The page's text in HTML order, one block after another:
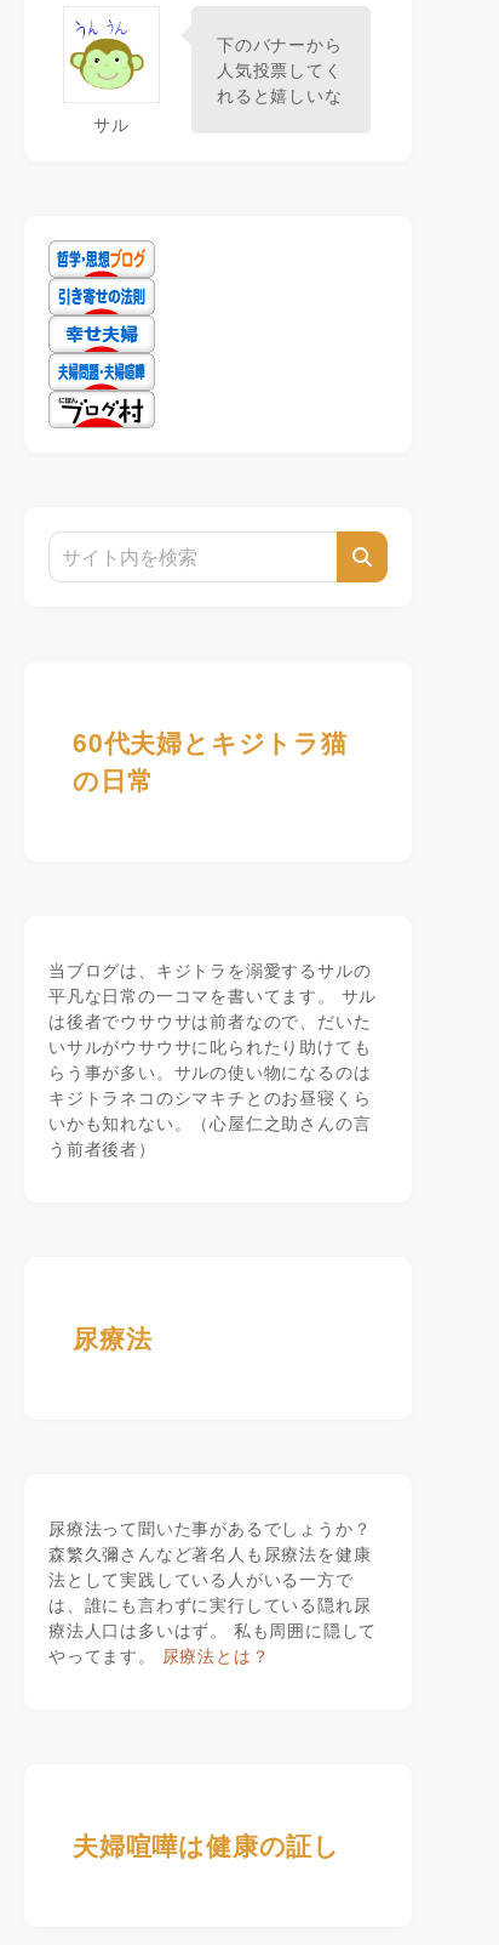
サル
下のバナーから
人気投票してく
れると嬉しいな
60代夫婦とキジトラ猫
の日常
当ブログは、キジトラを溺愛するサルの
平凡な日常の一コマを書いてます。 サル
は後者でウサウサは前者なので、だいた
いサルがウサウサに叱られたり助けても
らう事が多い。サルの使い物になるのは
キジトラネコのシマキチとのお昼寝くら
いかも知れない。（心屋仁之助さんの言
う前者後者）
尿療法
尿療法って聞いた事があるでしょうか？
森繁久彌さんなど著名人も尿療法を健康
法として実践している人がいる一方で
は、誰にも言わずに実行している隠れ尿
療法人口は多いはず。 私も周囲に隠して
やってます。
尿療法とは？
夫婦喧嘩は健康の証し